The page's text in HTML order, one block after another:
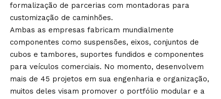
formalização de parcerias com montadoras para
customização de caminhões.
Ambas as empresas fabricam mundialmente
componentes como suspensões, eixos, conjuntos de
cubos e tambores, suportes fundidos e componentes
para veículos comerciais. No momento, desenvolvem
mais de 45 projetos em sua engenharia e organização,
muitos deles visam promover o portfólio modular e a